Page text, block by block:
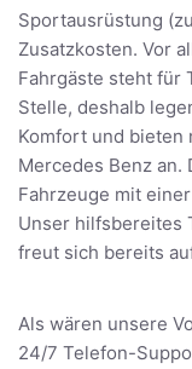
Sportausrüstung
Zusatzkosten. Vor
Fahrgäste steht für
Stelle, deshalb
Komfort und bieten
Mercedes Benz an.
Fahrzeuge mit
Unser hilfsbereites
freut sich bereits
Als wären unsere
24/7 Telefon-